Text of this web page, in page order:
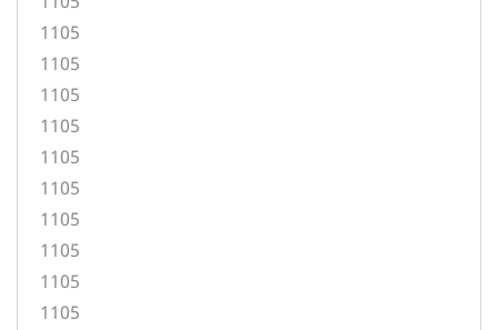
1105
1105
1105
1105
1105
1105
1105
1105
1105
1105